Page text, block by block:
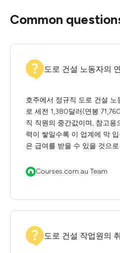
Common
도로 건설 노동자의
호주에서 정규직 도로 건설 노
로 세전 1,380달러(연봉
직 직원의 중간값이며, 참고용
력이 쌓일수록 이 업계에 막
은 급여를 받을 수 있을 것으
Courses.com.au Team
도로 건설 작업원의